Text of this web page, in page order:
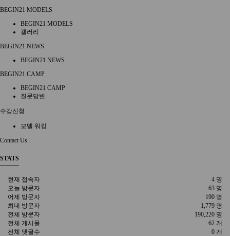
BEGIN21 MODELS
BEGIN21 MODELS
갤러리
BEGIN21 NEWS
BEGIN21 NEWS
BEGIN21 CAMP
BEGIN21 CAMP
질문답변
수강신청
모델 워킹
Contact Us
STATS
4 명
현재 접속자
63 명
오늘 방문자
190 명
어제 방문자
1,779 명
최대 방문자
190,220 명
전체 방문자
62 개
전체 게시물
0 개
전체 댓글수